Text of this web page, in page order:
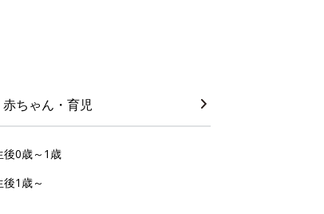
赤ちゃん・育児
後0歳～1歳
後1歳～